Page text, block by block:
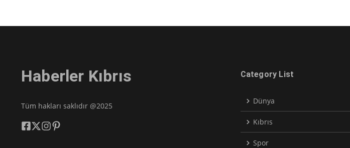
Haberler Kıbrıs
Tüm hakları saklıdır @2025
Category List
Dünya
Kıbrıs
Spor